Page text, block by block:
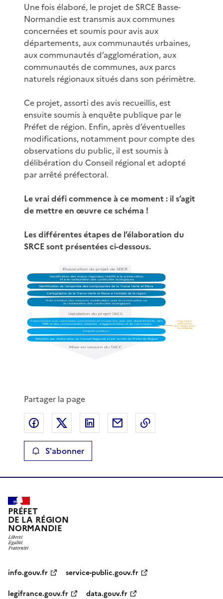
Une fois élaboré, le projet de SRCE Basse-
Normandie est transmis aux communes
concernées et soumis pour avis aux
départements, aux communautés urbaines,
aux communautés d’agglomération, aux
communautés de communes, aux parcs
naturels régionaux situés dans son périmètre.
Ce projet, assorti des avis recueillis, est
ensuite soumis à enquête publique par le
Préfet de région. Enfin, après d’éventuelles
modifications, notamment pour compte des
observations du public, il est soumis à
délibération du Conseil régional et adopté
par arrêté préfectoral.
Le vrai défi commence à ce moment : il s’agit
de mettre en œuvre ce schéma !
Les différentes étapes de l’élaboration du
SRCE sont présentées ci-dessous.
Partager la page
Partager sur Facebook
Partager sur XPartager sur LinkedIn
Partager par email
S'abonner
PRÉFET
DE LA RÉGION
NORMANDIE
info.gouv.fr
service-public.gouv.fr
legifrance.gouv.fr
data.gouv.fr